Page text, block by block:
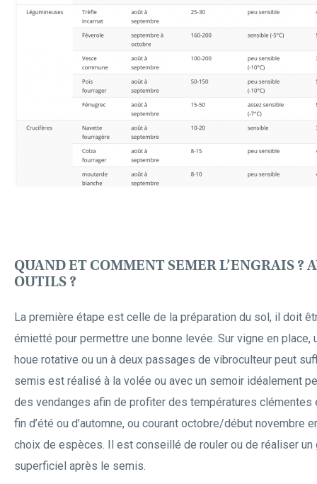
QUAND ET COMMENT SEMER L’ENGRAIS ?
OUTILS ?
La première étape est celle de la préparation du sol, il doit
émietté pour permettre une bonne levée. Sur vigne en place,
houe rotative ou un à deux passages de vibroculteur peut
semis est réalisé à la volée ou avec un semoir idéalement
des vendanges afin de profiter des températures clémentes
fin d’été ou d’automne, ou courant octobre/début novembre
choix de espèces. Il est conseillé de rouler ou de réaliser
superficiel après le semis.